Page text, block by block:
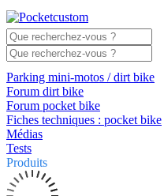
Parking mini-motos / dirt bike
Forum dirt bike
Forum pocket bike
Fiches techniques : pocket bike
Médias
Tests
Produits